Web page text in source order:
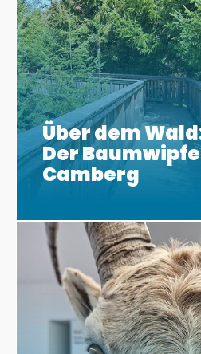
Über dem
Der
Camberg